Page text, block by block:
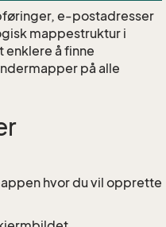
e-postadresser
mappestruktur i
enklere å finne
på alle
hvor du vil opprette